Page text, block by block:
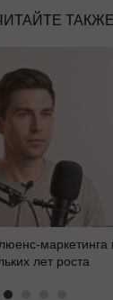
ТАКЖЕ
лет роста